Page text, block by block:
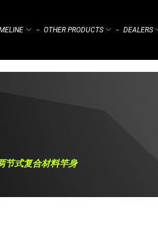
⌁ OTHER PRODUCTS ⌁ DEALERS
节式复合材料竿身